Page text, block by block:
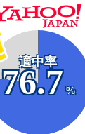
適中率
76.7
%